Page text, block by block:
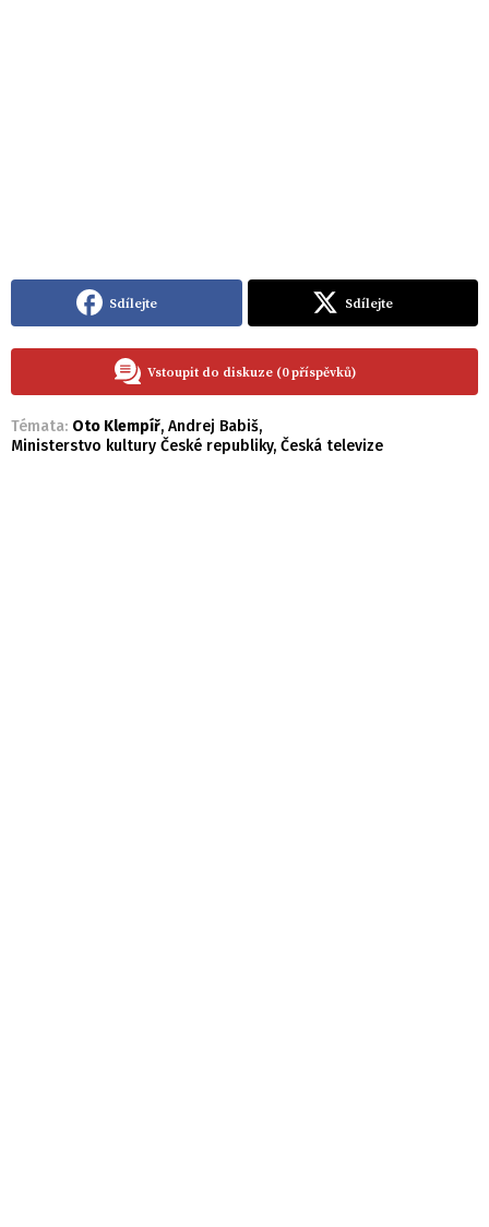
Sdílejte Sdílejte
Vstoupit do diskuze (0 příspěvků)
Témata: Oto Klempíř, Andrej Babiš,
Ministerstvo kultury České republiky, Česká televize